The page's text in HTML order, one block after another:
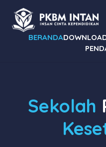
BERANDA
Sekolah